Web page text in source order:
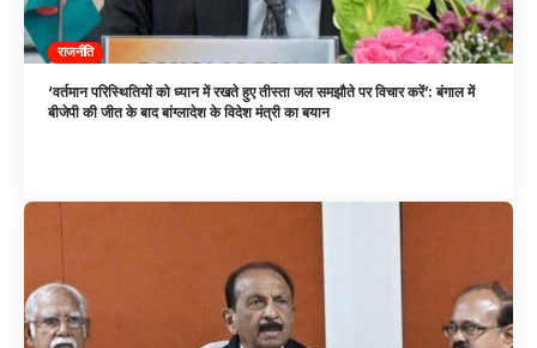
राजनीति
‘वर्तमान परिस्थितियों को ध्यान में रखते हुए तीस्ता जल समझौते पर विचार करें’: बंगाल में
बीजेपी की जीत के बाद बांग्लादेश के विदेश मंत्री का बयान